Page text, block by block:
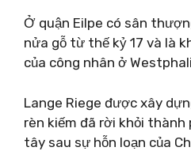
Ở quận Eilpe có sân
nửa gỗ từ thế kỷ 17 và là
của công nhân ở
Lange Riege được xây
rèn kiếm đã rời khỏi thành
tây sau sự hỗn loạn của